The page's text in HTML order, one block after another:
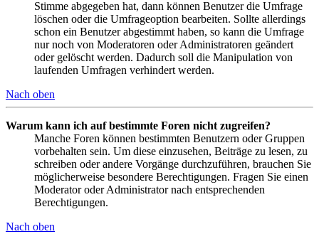
Stimme abgegeben hat, dann können Benutzer die Umfrage
löschen oder die Umfrageoption bearbeiten. Sollte allerdings
schon ein Benutzer abgestimmt haben, so kann die Umfrage
nur noch von Moderatoren oder Administratoren geändert
oder gelöscht werden. Dadurch soll die Manipulation von
laufenden Umfragen verhindert werden.
Nach oben
Warum kann ich auf bestimmte Foren nicht zugreifen?
Manche Foren können bestimmten Benutzern oder Gruppen
vorbehalten sein. Um diese einzusehen, Beiträge zu lesen, zu
schreiben oder andere Vorgänge durchzuführen, brauchen Sie
möglicherweise besondere Berechtigungen. Fragen Sie einen
Moderator oder Administrator nach entsprechenden
Berechtigungen.
Nach oben